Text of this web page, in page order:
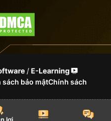
sách bảo mậtChính sách